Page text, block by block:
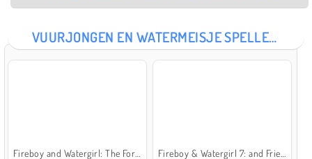
VUURJONGEN EN WATERMEISJE SPELLETJES